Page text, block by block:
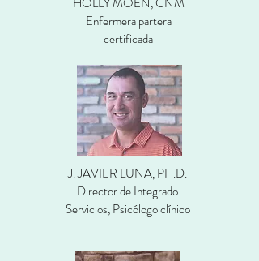
Enfermera partera
certificada
J. JAVIER LUNA, PH.D.
Director de Integrado
Servicios, Psicólogo clínico